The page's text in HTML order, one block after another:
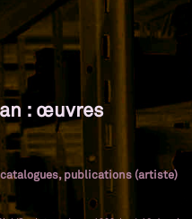
: œuvres
catalogues, publications (artiste)